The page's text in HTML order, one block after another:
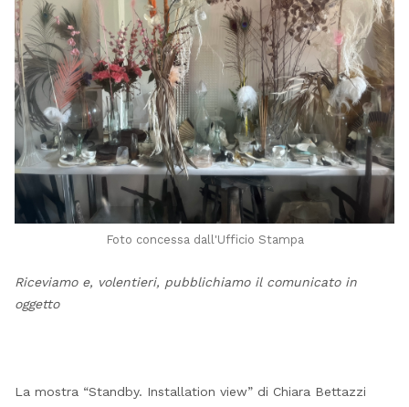
Foto concessa dall'Ufficio Stampa
Riceviamo e, volentieri, pubblichiamo il comunicato in
oggetto
La mostra “Standby. Installation view” di Chiara Bettazzi